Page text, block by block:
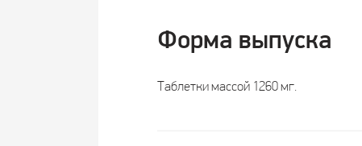
Форма выпуска
Таблетки массой 1260 мг.